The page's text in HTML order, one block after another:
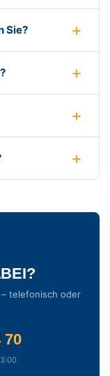
Sie?
telefonisch oder
70